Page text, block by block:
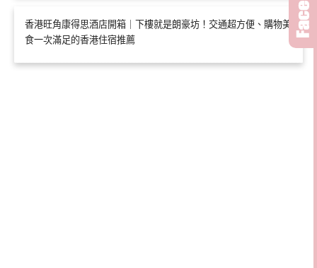
香港旺角康得思酒店開箱｜下樓就是朗豪坊！交通超方便、購物美
食一次滿足的香港住宿推薦